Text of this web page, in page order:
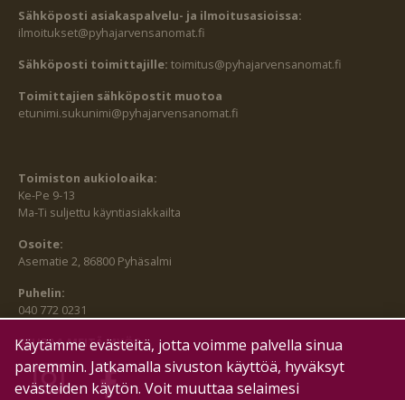
Sähköposti asiakaspalvelu- ja ilmoitusasioissa:
ilmoitukset@pyhajarvensanomat.fi
Sähköposti toimittajille: toimitus@pyhajarvensanomat.fi
Toimittajien sähköpostit muotoa
etunimi.sukunimi@pyhajarvensanomat.fi
Toimiston aukioloaika:
Ke-Pe 9-13
Ma-Ti suljettu käyntiasiakkailta
Osoite:
Asematie 2, 86800 Pyhäsalmi
Puhelin:
040 772 0231
SEURAA MEITÄ MYÖS:
Käytämme evästeitä, jotta voimme palvella sinua
paremmin. Jatkamalla sivuston käyttöä, hyväksyt
evästeiden käytön. Voit muuttaa selaimesi